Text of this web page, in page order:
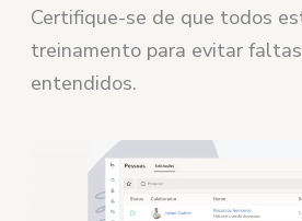
Certifique-se de que todos
treinamento para evitar
entendidos.